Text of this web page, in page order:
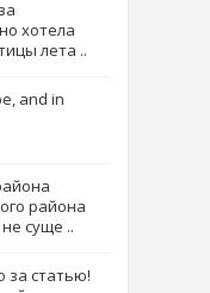
хотела
лета ..
and in
района
суще ..
за статью!